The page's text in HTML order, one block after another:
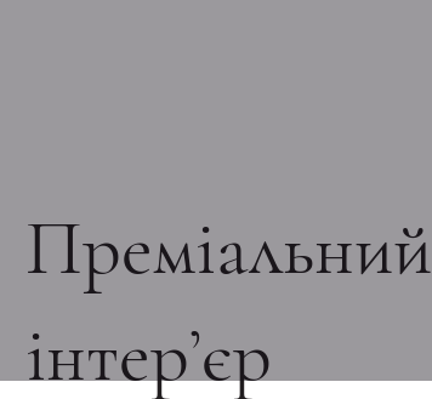
Преміальний
інтер’єр